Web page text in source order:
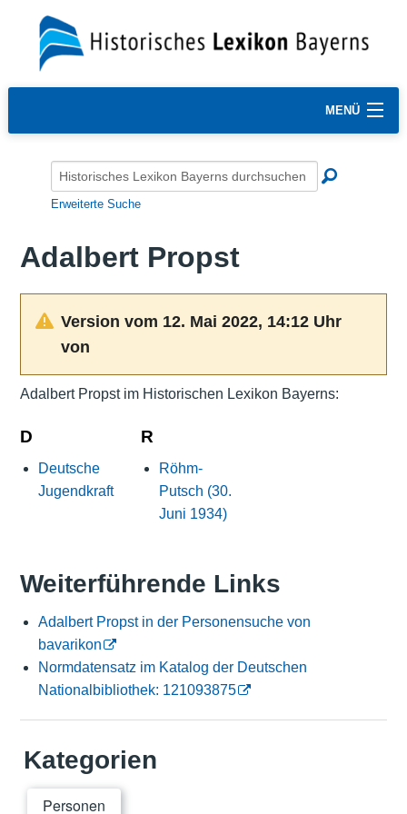
MENÜ
Erweiterte Suche
Adalbert Propst
Version vom 12. Mai 2022, 14:12 Uhr
von
Adalbert Propst im Historischen Lexikon Bayerns:
D
Deutsche
Jugendkraft
R
Röhm-
Putsch (30.
Juni 1934)
Weiterführende Links
Adalbert Propst in der Personensuche von
bavarikon
Normdatensatz im Katalog der Deutschen
Nationalbibliothek: 121093875
Kategorien
Personen